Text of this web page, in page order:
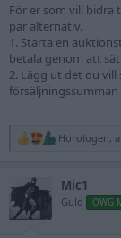
För er som vill bidra
par alternativ.
1. Starta en
betala genom att
2. Lägg ut det du vill
R
c
i
o
Horologen,
Mic1
Guld OWG